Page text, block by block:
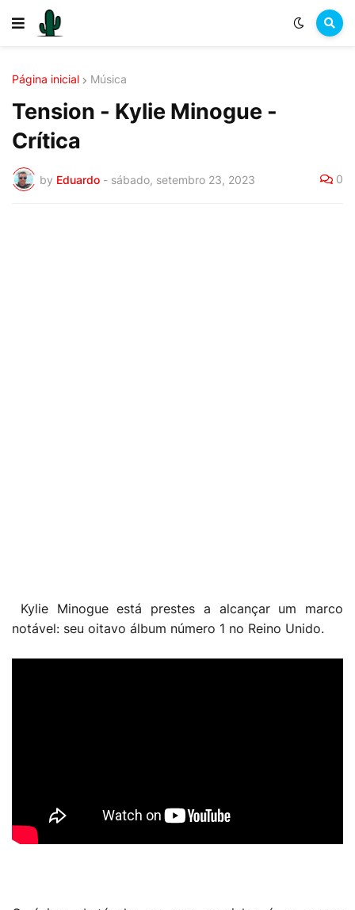
Página inicial Música
Tension - Kylie Minogue -
Crítica
by Eduardo - sábado, setembro 23, 2023 0
Kylie Minogue está prestes a alcançar um marco
notável: seu oitavo álbum número 1 no Reino Unido.